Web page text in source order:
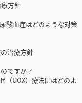
方針
酸血症はどのような対策
治療方針
ですか？
（UOX）療法にはどのよ